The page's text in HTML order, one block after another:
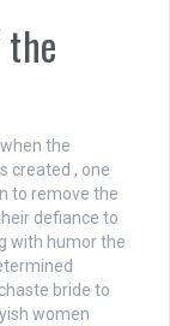
the
created , one
to remove the
defiance to
with humor the
bride to
women